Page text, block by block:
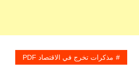
مذكرات تخرج في الاقتصاد PDF